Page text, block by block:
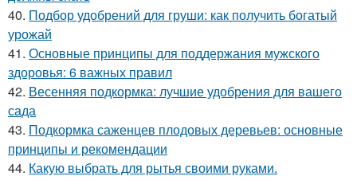
40. Подбор удобрений для груши: как получить богатый
урожай
41. Основные принципы для поддержания мужского
здоровья: 6 важных правил
42. Весенняя подкормка: лучшие удобрения для вашего
сада
43. Подкормка саженцев плодовых деревьев: основные
принципы и рекомендации
44. Какую выбрать для рытья своими руками.